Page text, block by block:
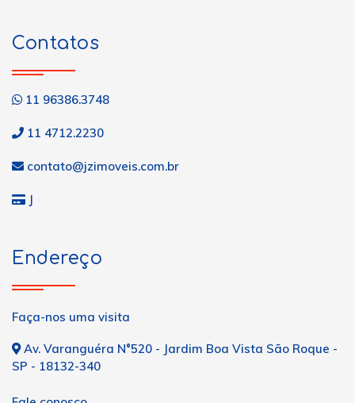
Contatos
11 96386.3748
11 4712.2230
contato@jzimoveis.com.br
J
Endereço
Faça-nos uma visita
Av. Varanguéra N°520 - Jardim Boa Vista São Roque -
SP - 18132-340